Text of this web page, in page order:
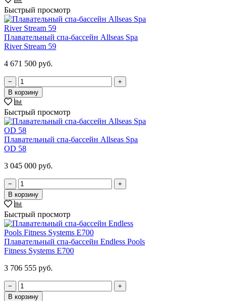
Быстрый просмотр
Плавательный спа-бассейн Allseas Spa
River Stream 59
4 671 500 руб.
−
+
В корзину
Быстрый просмотр
Плавательный спа-бассейн Allseas Spa
OD 58
3 045 000 руб.
−
+
В корзину
Быстрый просмотр
Плавательный спа-бассейн Endless Pools
Fitness Systems E700
3 706 555 руб.
−
+
В корзину